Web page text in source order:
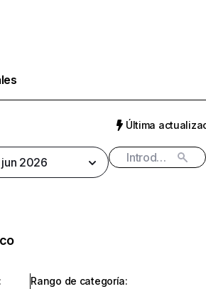
Última
jun 2026
:
Rango de categoría: